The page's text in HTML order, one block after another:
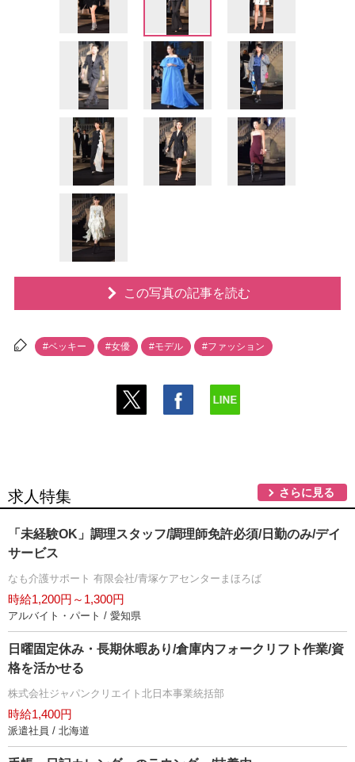
この写真の記事を読む
#ベッキー #女優 #モデル #ファッション
求人特集 さらに見る
「未経験OK」調理スタッフ/調理師免許必須/日勤のみ/デイ
サービス
なも介護サポート 有限会社/青塚ケアセンターまほろば
時給1,200円～1,300円
アルバイト・パート / 愛知県
日曜固定休み・長期休暇あり/倉庫内フォークリフト作業/資
格を活かせる
株式会社ジャパンクリエイト北日本事業統括部
時給1,400円
派遣社員 / 北海道